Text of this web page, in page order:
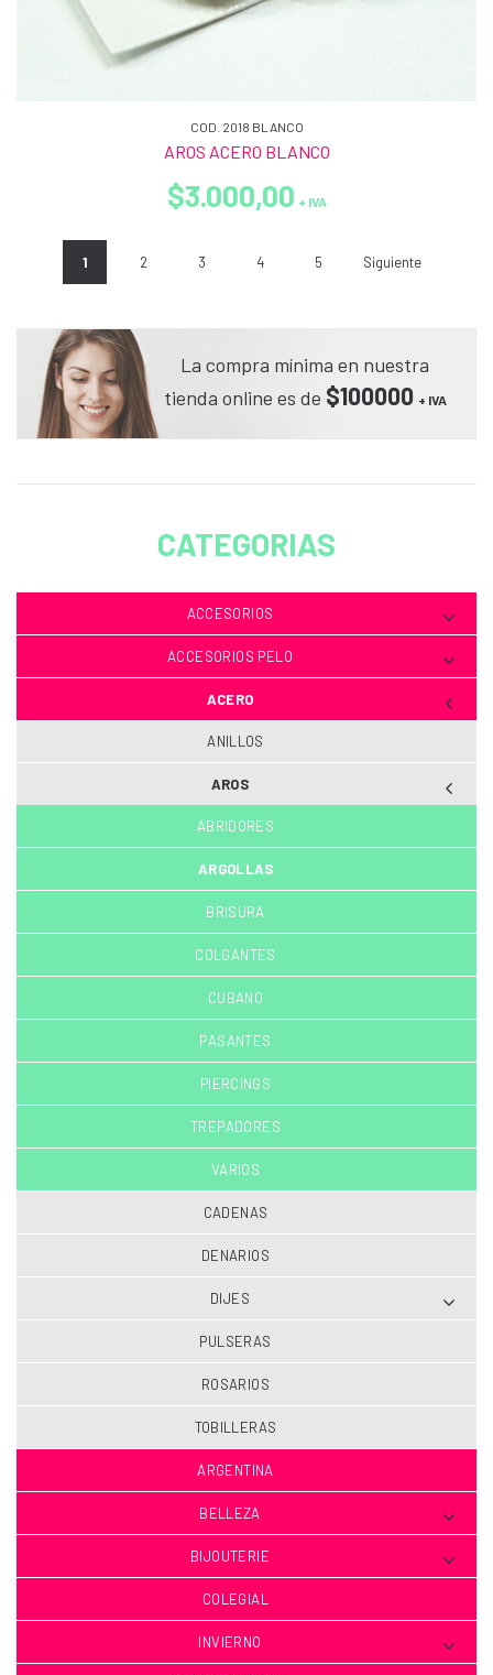
COD. 2018 BLANCO
AROS ACERO BLANCO
$3.000,00 + IVA
1 2 3 4 5 Siguiente
La compra mínima en nuestra
tienda online es de $100000 + IVA
CATEGORIAS
ACCESORIOS
ACCESORIOS PELO
ACERO
ANILLOS
AROS
ABRIDORES
ARGOLLAS
BRISURA
COLGANTES
CUBANO
PASANTES
PIERCINGS
TREPADORES
VARIOS
CADENAS
DENARIOS
DIJES
PULSERAS
ROSARIOS
TOBILLERAS
ARGENTINA
BELLEZA
BIJOUTERIE
COLEGIAL
INVIERNO